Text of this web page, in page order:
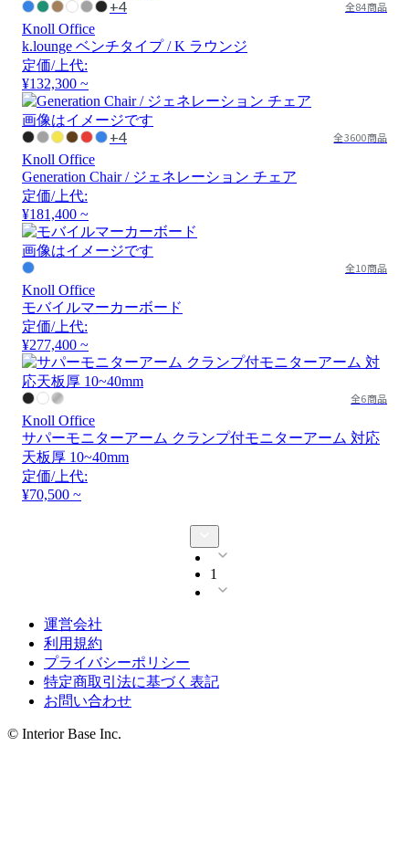
+4 全84商品
Knoll Office
k.lounge ベンチタイプ / K ラウンジ
定価/上代:
¥132,300 ~
画像はイメージです
+4 全3600商品
Knoll Office
Generation Chair / ジェネレーション チェア
定価/上代:
¥181,400 ~
画像はイメージです
全10商品
Knoll Office
モバイルマーカーボード
定価/上代:
¥277,400 ~
全6商品
Knoll Office
サパーモニターアーム クランプ付モニターアーム 対応
天板厚 10~40mm
定価/上代:
¥70,500 ~
1
運営会社
利用規約
プライバシーポリシー
特定商取引法に基づく表記
お問い合わせ
© Interior Base Inc.